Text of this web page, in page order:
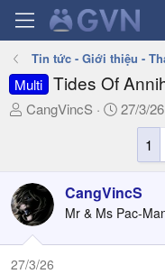
Tin tức - Giới thiệu -
Multi Tides Of
T
a
d
s
t
a
CangVincS
N
ử
27/3/26
1
CangVincS
Mr & Ms Pac-
27/3/26